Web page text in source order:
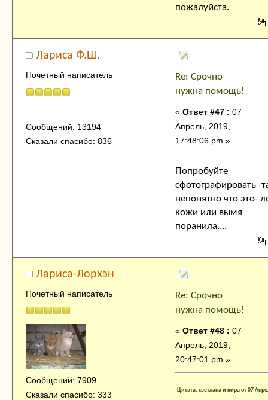
пожалуйста.
Лариса Ф.Ш.
Почетный написатель
Сообщений: 13194
Сказали спасибо: 836
Re: Срочно
нужна помощь!
« Ответ #47 : 07
Апрель, 2019,
17:48:06 pm »
Попробуйте
сфотографировать -
непонятно что это-
кожи или вымя
поранила....
Лариса-Лорхэн
Почетный написатель
Сообщений: 7909
Сказали спасибо: 333
Re: Срочно
нужна помощь!
« Ответ #48 : 07
Апрель, 2019,
20:47:01 pm »
Цитата: светлана и кира от 07